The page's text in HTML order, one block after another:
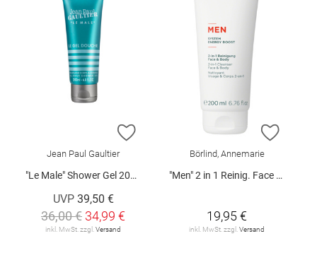
ZUR WUNSCHLISTE HINZUFÜGEN
Jean Paul Gaultier
"Le Male" Shower Gel 200 ml
UVP 39,50 €
36,00 € 34,99 €
inkl. MwSt. zzgl.Versand
ZUR
Börlind, Annemarie
"Men" 2 in 1 Reinig. Face & Body 200 ml
19,95 €
inkl. MwSt. zzgl.Versand